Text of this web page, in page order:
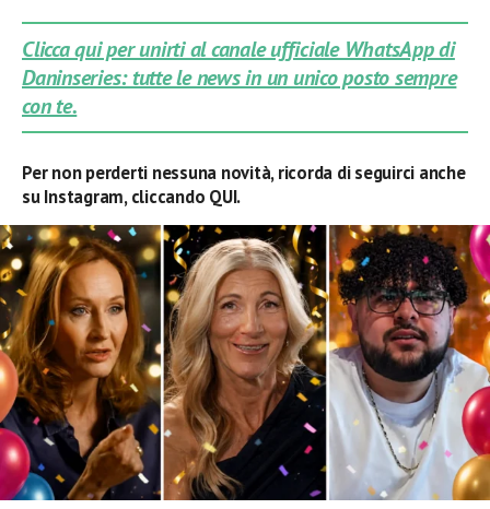
Clicca qui per unirti al canale ufficiale WhatsApp di
Daninseries: tutte le news in un unico posto sempre
con te.
Per non perderti nessuna novità, ricorda di seguirci anche
su Instagram, cliccando QUI.